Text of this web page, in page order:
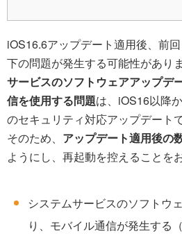
iOS16.6アップデート適用後、前
下の問題が発生する可能性があり
サービスのソフトウェアアップデ
信を使用する問題は、iOS16以降
のセキュリティ対応アップデート
そのため、 アップデート適用後の
ようにし、再起動を控えることを
システムサービスのソフトウ
り、モバイル通信が発生する